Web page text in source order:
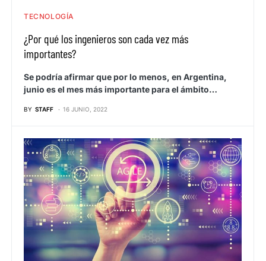
TECNOLOGÍA
¿Por qué los ingenieros son cada vez más
importantes?
Se podría afirmar que por lo menos, en Argentina,
junio es el mes más importante para el ámbito…
BY STAFF 16 JUNIO, 2022